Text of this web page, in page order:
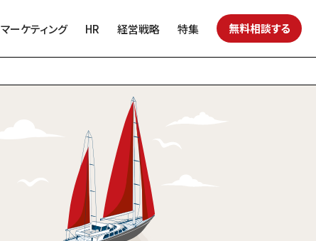
マーケティング HR 経営戦略 特集 無料相談する